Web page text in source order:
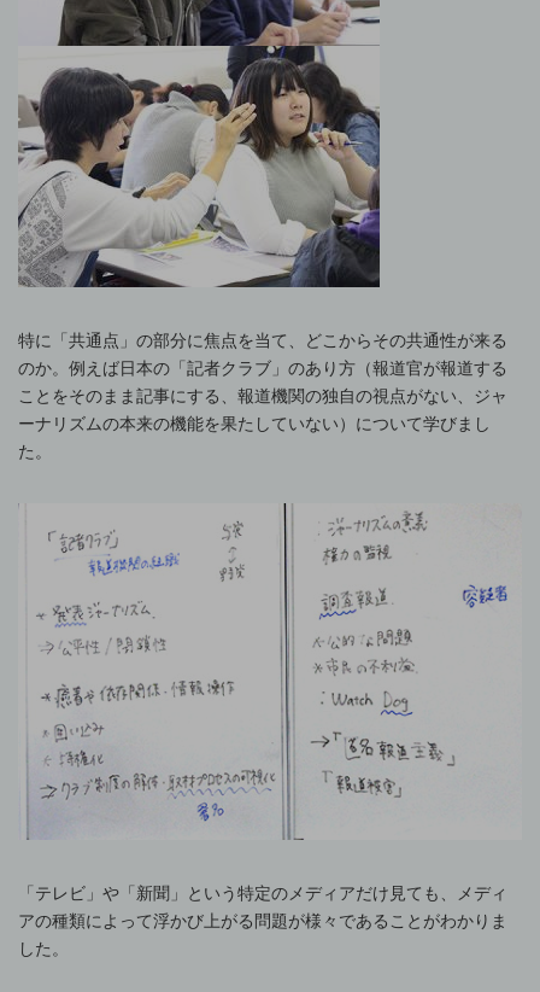
特に「共通点」の部分に焦点を当て、どこからその共通性が来る
のか。例えば日本の「記者クラブ」のあり方（報道官が報道する
ことをそのまま記事にする、報道機関の独自の視点がない、ジャ
ーナリズムの本来の機能を果たしていない）について学びまし
た。
「テレビ」や「新聞」という特定のメディアだけ見ても、メディ
アの種類によって浮かび上がる問題が様々であることがわかりま
した。